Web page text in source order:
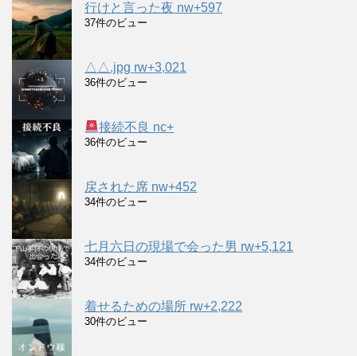
行けと言った夜 nw+597
37件のビュー
△△.jpg rw+3,021
36件のビュー
接続不良 nc+
36件のビュー
戻された席 nw+452
34件のビュー
七月六日の現場で会った男 rw+5,121
34件のビュー
着せるための場所 rw+2,222
30件のビュー